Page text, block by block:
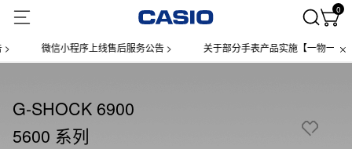
0
微信小程序上线售后服务公告 > 关于部分手表产品实施【一物一码】管
G-SHOCK 6900
5600 系列